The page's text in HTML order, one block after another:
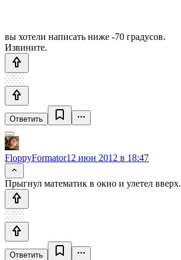
вы хотели написать ниже -70 градусов.
Извините.
Ответить
FloppyFormator12 июн 2012 в 18:47
Прыгнул математик в окно и улетел вверх.
Ответить